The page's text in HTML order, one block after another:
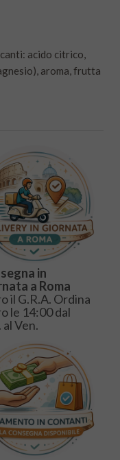
acido citrico,
aroma, frutta
in
a Roma
il G.R.A. Ordina
le 14:00 dal
al Ven.